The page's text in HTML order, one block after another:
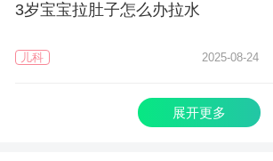
3岁宝宝拉肚子怎么办拉水
儿科 2025-08-24
展开更多